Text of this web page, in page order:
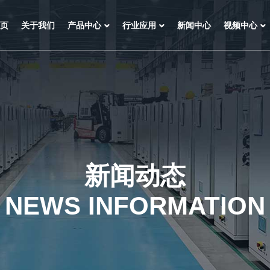
关于我们 产品中心 行业应用 新闻中心 视频中心
新闻动态
NEWS INFORMATION